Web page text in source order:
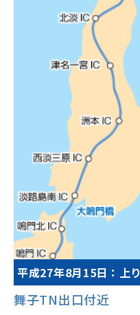
平成27年8月15日：上り
舞子TN出口付近